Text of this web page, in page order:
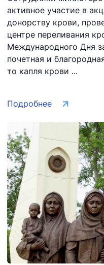
активное участие в
донорству крови,
центре переливания
Международного Дня
почетная и
то капля крови ...
Подробнее